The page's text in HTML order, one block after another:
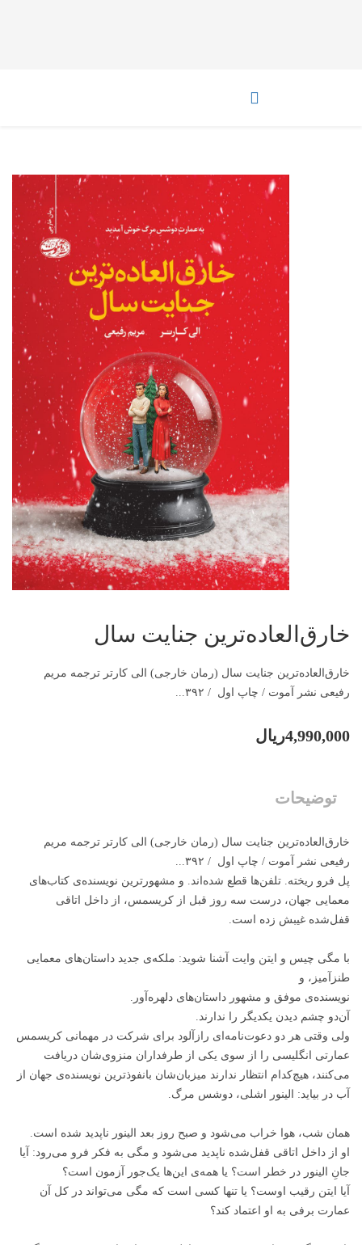
خارق‌العاده‌ترین جنایت سال
خارق‌العاده‌ترین جنایت سال (رمان خارجی) الی کارتر ترجمه‌ مریم
رفیعی نشر آموت / چاپ اول / ۳۹۲...
4,990,000ریال
توضیحات
خارق‌العاده‌ترین جنایت سال (رمان خارجی) الی کارتر ترجمه‌ مریم
رفیعی نشر آموت / چاپ اول / ۳۹۲...
پل فرو ریخته. تلفن‌ها قطع شده‌اند. و مشهورترین نویسنده‌ی کتاب‌های
معمایی جهان، درست سه روز قبل از کریسمس، از داخل اتاقی
قفل‌شده غیبش زده است.
با مگی چیس و ایتن وایت آشنا شوید: ملکه‌ی جدید داستان‌های معمایی
طنزآمیز، و
نویسنده‌ی موفق و مشهور داستان‌های دلهره‌آور.
آن‌دو چشم دیدن یکدیگر را ندارند.
ولی وقتی هر دو دعوت‌نامه‌ای رازآلود برای شرکت در مهمانی کریسمس
عمارتی انگلیسی را از سوی یکی از طرفداران منزوی‌شان دریافت
می‌کنند، هیچ‌کدام انتظار ندارند میزبان‌شان بانفوذترین نویسنده‌ی جهان از
آب در بیاید: الینور اشلی، دوشس مرگ.
همان شب، هوا خراب می‌شود و صبح روز بعد الینور ناپدید شده است.
او از داخل اتاقی قفل‌شده ناپدید می‌شود و مگی به فکر فرو می‌رود: آیا
جانِ الینور در خطر است؟ یا همه‌ی این‌ها یک‌جور آزمون است؟
آیا ایتن رقیب اوست؟ یا تنها کسی‌ است که مگی می‌تواند در کل آن
عمارت برفی به او اعتماد کند؟